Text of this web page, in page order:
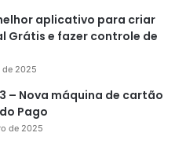
aplicativo para criar
Grátis e fazer controle de
de 2025
– Nova máquina de cartão
Pago
de 2025